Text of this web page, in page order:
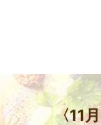
〈11